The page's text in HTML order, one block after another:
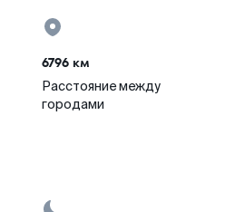
6796 км
Расстояние между
городами